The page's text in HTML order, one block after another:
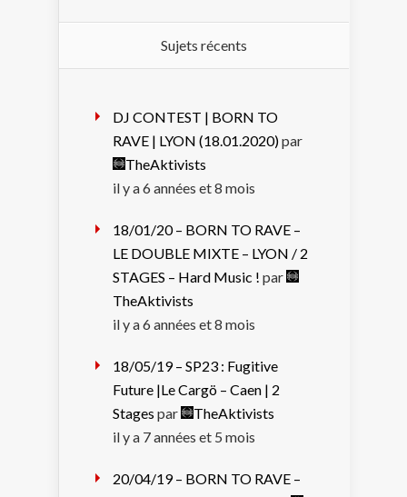
Sujets récents
DJ CONTEST | BORN TO
RAVE | LYON (18.01.2020)par
TheAktivists
il y a 6 années et 8 mois
18/01/20 – BORN TO RAVE –
LE DOUBLE MIXTE – LYON / 2
STAGES – Hard Music ! par
TheAktivists
il y a 6 années et 8 mois
18/05/19 – SP23 : Fugitive
Future |Le Cargö – Caen | 2
Stages par
TheAktivists
il y a 7 années et 5 mois
20/04/19 – BORN TO RAVE –